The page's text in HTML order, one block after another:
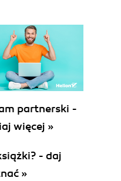
partnerski -
więcej »
- daj
»